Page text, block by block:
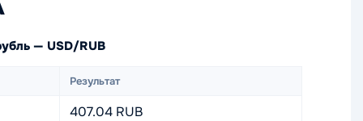
— USD/RUB
Результат
407.04 RUB